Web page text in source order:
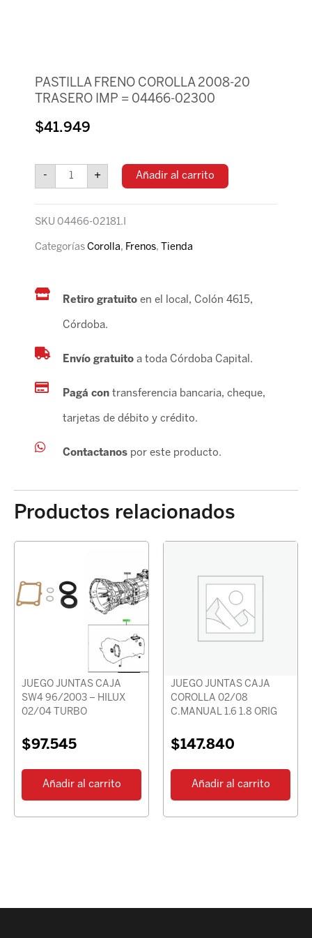
PASTILLA FRENO COROLLA 2008-20
TRASERO IMP = 04466-02300
$41.949
-
FRENO
COROLLA
20
TRASERO
IMP
cantidad
+ Añadir al carrito
SKU 04466-02181.I
Categorías Corolla, Frenos, Tienda
Retiro gratuito en el local, Colón 4615,
Córdoba.
Envío gratuitoa toda Córdoba Capital.
Pagá contransferencia bancaria, cheque,
tarjetas de débito y crédito.
Contactanospor este producto.
Productos relacionados
JUEGO JUNTAS CAJA
SW4 96/2003 – HILUX
02/04 TURBO
$97.545
Añadir al carrito
JUEGO JUNTAS CAJA
COROLLA 02/08
C.MANUAL 1.6 1.8 ORIG
$147.840
Añadir al carrito